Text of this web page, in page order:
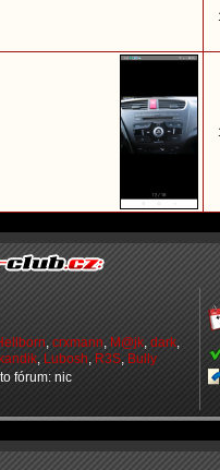
, crxmann, M@jk, dark,
kandik, Lubosh, R3S, Bully
fórum: nic